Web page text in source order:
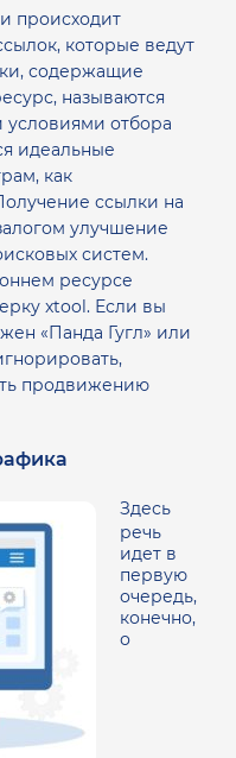
происходит
которые ведут
содержащие
называются
отбора
идеальные
как
ссылки на
улучшение
систем.
ресурсе
xtool. Если вы
«Панда Гугл» или
продвижению
Здесь
речь
идет в
первую
очередь,
конечно,
о